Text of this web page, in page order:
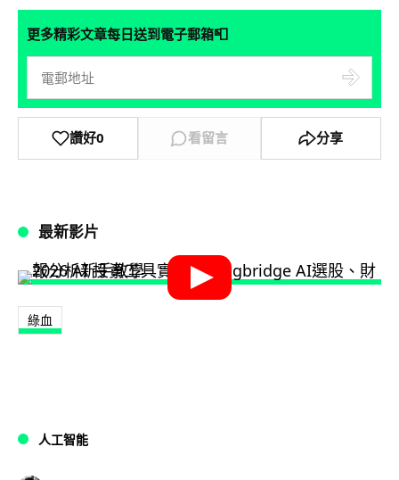
更多精彩文章每日送到電子郵箱📮
讚好0 看留言 分享
最新影片
綠血
人工智能